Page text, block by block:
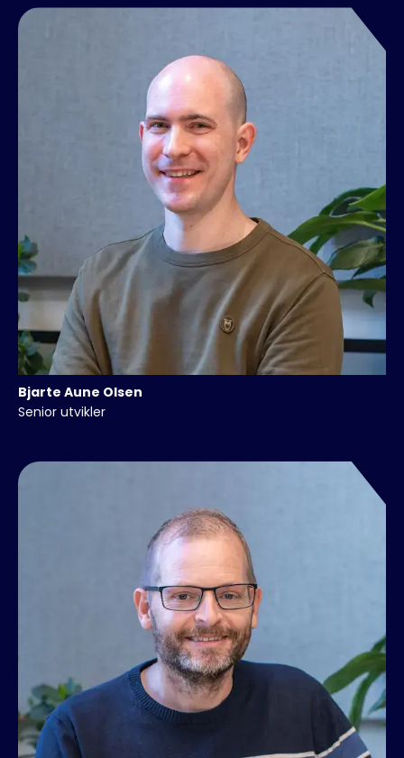
Bjarte Aune Olsen
Senior utvikler